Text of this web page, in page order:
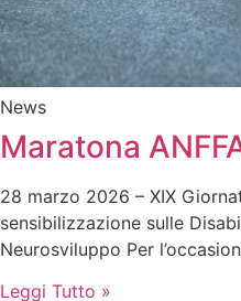
News
Maratona
28 marzo 2026 – XIX
sensibilizzazione sulle
Neurosviluppo Per
Leggi Tutto »